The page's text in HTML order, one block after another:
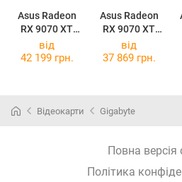
Asus Radeon
RX 9070 XT
TUF Gaming
OC 16GB
Asus Radeon
RX 9070 XT
Prime OC 16GB
від
42 199 грн.
від
37 869 грн.
Відеокарти Gigabyte
Повна версія
Політика